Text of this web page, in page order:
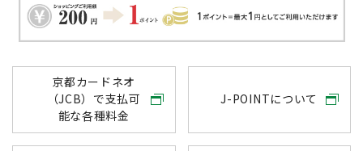
京都カードネオ
（JCB）で支払可
能な各種料金
J-POINTについて